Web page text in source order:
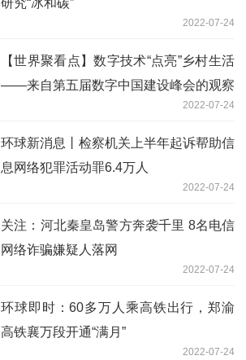
研究“冰和碳”
2022-07-24
【世界聚看点】数字技术“点亮”乡村生活
——来自第五届数字中国建设峰会的观察
2022-07-24
环球新消息丨检察机关上半年起诉帮助信
息网络犯罪活动罪6.4万人
2022-07-24
关注：河北秦皇岛警方奔袭千里 8名电信
网络诈骗嫌疑人落网
2022-07-24
环球即时：60多万人乘高铁出行，郑渝
高铁襄万段开通“满月”
2022-07-24